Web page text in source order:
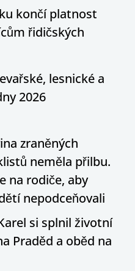
končí platnost
řidičských
lesnické a
2026
zraněných
neměla přilbu.
na rodiče, aby
nepodceňovali
si splnil životní
Praděd a oběd na